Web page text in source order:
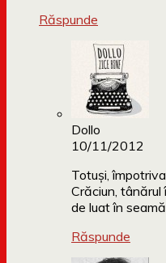
Răspunde
Dollo
10/11/2012
Totuși,
Crăciun, tânărul
de luat în
Răspunde